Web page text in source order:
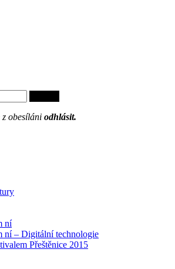
z obesíláni odhlásit.
ní
ní – Digitální technologie
Přeštěnice 2015